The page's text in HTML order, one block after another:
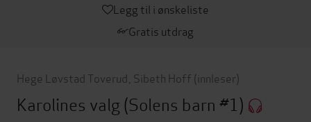
Legg til i ønskeliste
Gratis utdrag
Hege Løvstad Toverud Sibeth Hoff (innleser)
Karolines valg (Solens barn #1)